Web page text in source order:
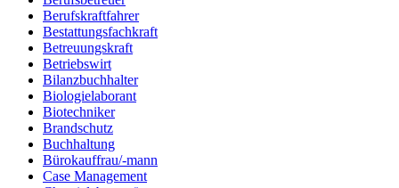
Berufskraftfahrer
Bestattungsfachkraft
Betreuungskraft
Betriebswirt
Bilanzbuchhalter
Biologielaborant
Biotechniker
Brandschutz
Buchhaltung
Bürokauffrau/-mann
Case Management